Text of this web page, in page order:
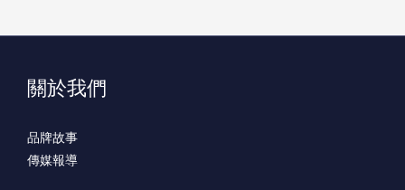
關於我們
品牌故事
傳媒報導